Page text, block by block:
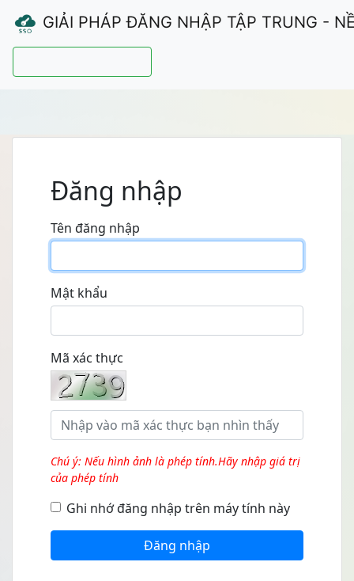
GIẢI PHÁP ĐĂNG NHẬP TẬP TRUNG -
Đăng nhập
Tên đăng nhập
Mật khẩu
Mã xác thực
Chú ý: Nếu hình ảnh là phép tính.Hãy nhập giá trị
của phép tính
Ghi nhớ đăng nhập trên máy tính này
Đăng nhập